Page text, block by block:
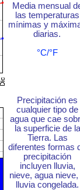
Media mensual
las temperaturas
mínimas y
diarias.
°C/°F
Precipitación es
cualquier tipo de
agua que cae
la superficie de la
Tierra. Las
diferentes formas
precipitación
incluyen lluvia,
nieve, agua
lluvia congelada.